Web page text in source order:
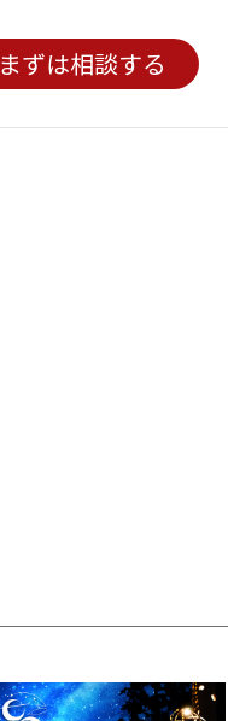
まずは相談する